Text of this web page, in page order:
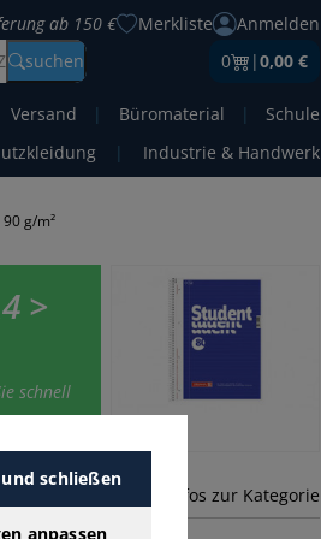
ab 150 € Merkliste
Anmelden
suchen 0 |0,00 €
Versand | Büromaterial |
Schule
| Industrie & Handwerk
g/m²
>
schnell
mehr Infos zur Kategorie
schließen
anpassen